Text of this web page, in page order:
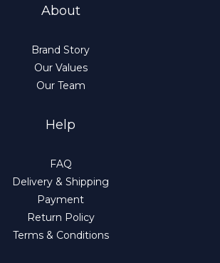
About
Brand Story
Our Values
Our Team
Help
FAQ
Delivery & Shipping
Payment
Return Policy
Terms & Conditions